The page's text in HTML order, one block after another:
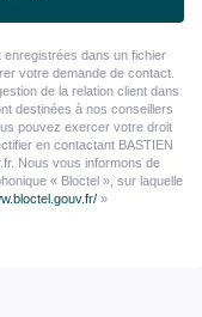
dans un fichier
votre demande de contact.
de la relation client dans
destinées à nos conseillers
pouvez exercer votre droit
en contactant BASTIEN
Nous vous informons de
« Bloctel », sur laquelle
»